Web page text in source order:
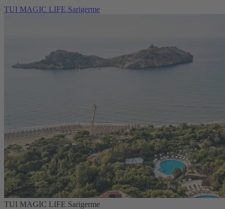
TUI MAGIC LIFE Sarigerme
TUI MAGIC LIFE Sarigerme